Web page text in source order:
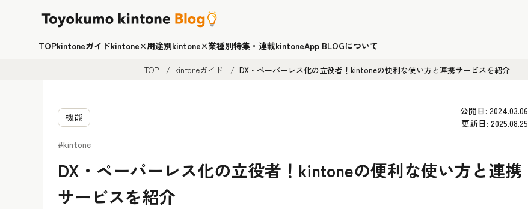
TOPkintoneガイドkintone×用途別kintone×業種別特集・連載kintoneApp BLOGについて
TOP kintoneガイド DX・ペーパーレス化の立役者！kintoneの便利な使い方と連携サービスを紹介
機能
公開日: 2024.03.06
更新日: 2025.08.25
#kintone
DX・ペーパーレス化の立役者！kintoneの便利な使い方と連携
サービスを紹介